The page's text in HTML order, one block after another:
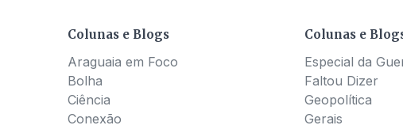
Colunas e Blogs
Araguaia em Foco
Bolha
Ciência
Conexão
Colunas e
Especial da
Faltou Dizer
Geopolítica
Gerais